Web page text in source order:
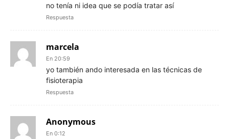
no tení­a ni idea que se podí­a tratar así­
Respuesta
marcela
En 20:59
yo también ando interesada en las técnicas de
fisioterapia
Respuesta
Anonymous
En 0:12